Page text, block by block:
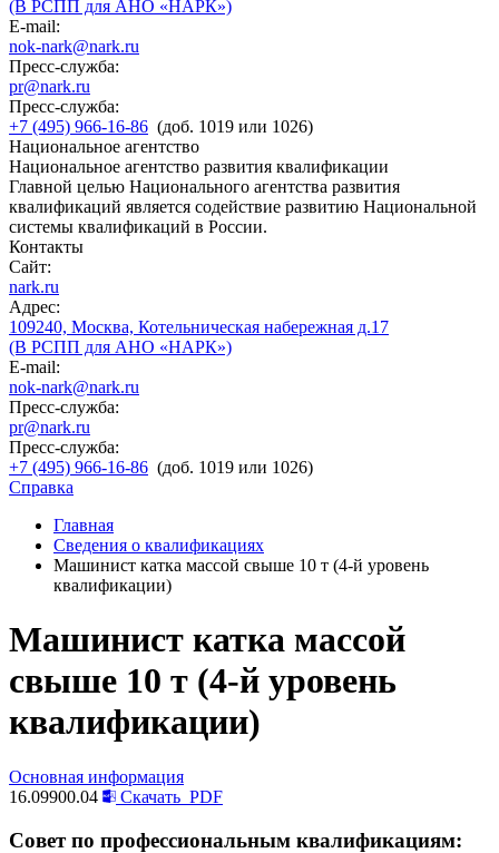
(В РСПП для АНО «НАРК»)
E-mail:
nok-nark@nark.ru
Пресс-служба:
pr@nark.ru
Пресс-служба:
+7 (495) 966-16-86 (доб. 1019 или 1026)
Национальное агентство
Национальное агентство развития квалификации
Главной целью Национального агентства развития
квалификаций является содействие развитию Национальной
системы квалификаций в России.
Контакты
Сайт:
nark.ru
Адрес:
109240, Москва, Котельническая набережная д.17
(В РСПП для АНО «НАРК»)
E-mail:
nok-nark@nark.ru
Пресс-служба:
pr@nark.ru
Пресс-служба:
+7 (495) 966-16-86 (доб. 1019 или 1026)
Справка
Главная
Сведения о квалификациях
Машинист катка массой свыше 10 т (4-й уровень
квалификации)
Машинист катка массой
свыше 10 т (4-й уровень
квалификации)
Основная информация
16.09900.04
Скачать PDF
Совет по профессиональным квалификациям: